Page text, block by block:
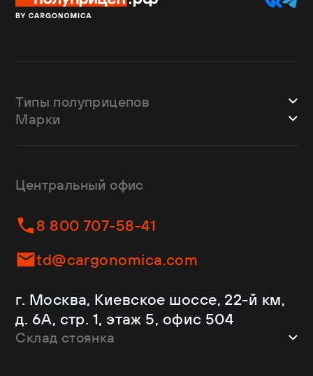
Типы полуприцепов
Шторные
Изотермы
Контейнеровозы
Самосвалы
Ломовозы
С кониками
Рефрижераторы
Марки
Dongfeng
Helfimmer
JAC
Kassbohrer
Krone
Mercedes-Benz
Schmitz Cargobull
Shacman
Центральный офис
8 800 707-58-41
td@cargonomica.com
г. Москва, Киевское шоссе, 22-й км,
д. 6А, стр. 1, этаж 5, офис 504
Склад стоянка